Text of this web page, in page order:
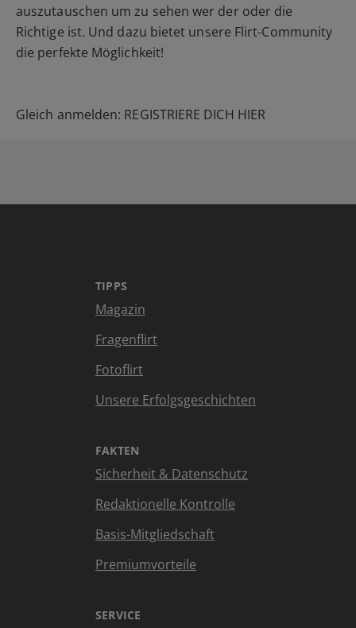
auszutauschen um zu sehen wer der oder die
Richtige ist. Und dazu bietet unsere Flirt-Community
die perfekte Möglichkeit!
Gleich anmelden: REGISTRIERE DICH HIER
TIPPS
Magazin
Fragenflirt
Fotoflirt
Unsere Erfolgsgeschichten
FAKTEN
Sicherheit & Datenschutz
Redaktionelle Kontrolle
Basis-Mitgliedschaft
Premiumvorteile
SERVICE